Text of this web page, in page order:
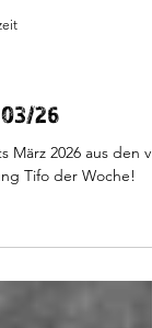
26
2026 aus den